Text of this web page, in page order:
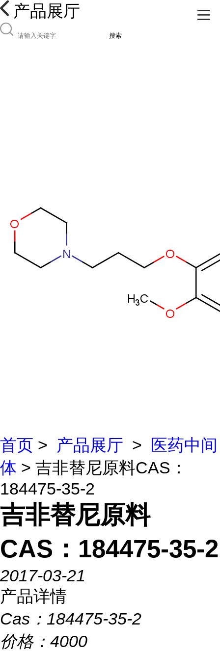
产品展厅
搜索
首页 > 产品展厅 >
医药中间
体 > 吉非替尼原料CAS：
184475-35-2
吉非替尼原料
CAS：184475-35-2
2017-03-21
产品详情
Cas： 184475-35-2
价格： 4000